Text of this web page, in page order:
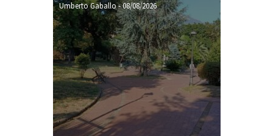
Umberto Gaballo-08/08/2026